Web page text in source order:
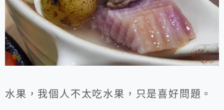
水果，我個人不太吃水果，只是喜好問題。